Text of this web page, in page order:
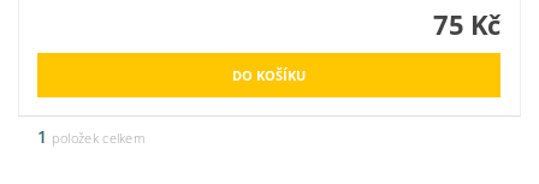
75 Kč
1 položek celkem